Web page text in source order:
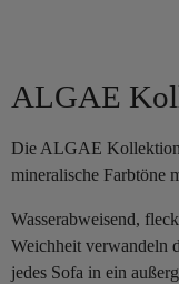
ALGAE
Die ALGAE
mineralische Farbtöne
Wasserabweisend,
Weichheit verwandeln
jedes Sofa in ein